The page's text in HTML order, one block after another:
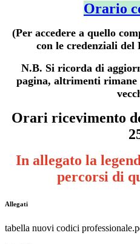
Orario
(Per accedere a quello
con le credenziali
N.B. Si ricorda di
pagina, altrimenti
Orari ricevimento
In allegato la
percorsi di
Allegati
tabella nuovi codici